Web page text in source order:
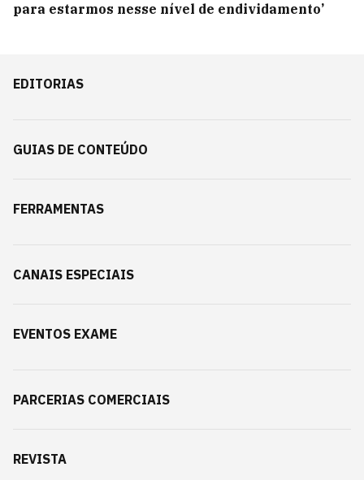
para estarmos nesse nível de endividamento’
EDITORIAS
GUIAS DE CONTEÚDO
FERRAMENTAS
CANAIS ESPECIAIS
EVENTOS EXAME
PARCERIAS COMERCIAIS
REVISTA